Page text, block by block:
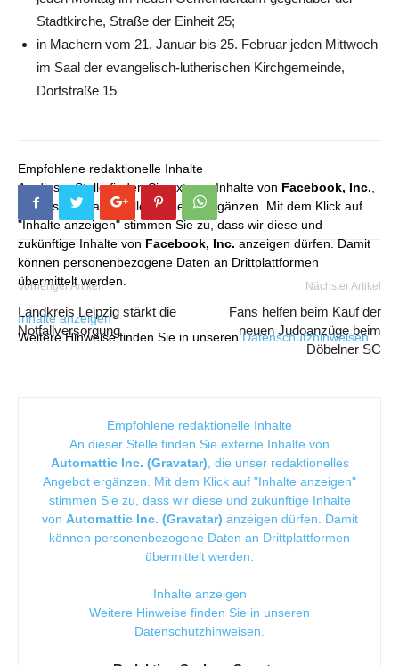
Stadtkirche, Straße der Einheit 25;
in Machern vom 21. Januar bis 25. Februar jeden Mittwoch
im Saal der evangelisch-lutherischen Kirchgemeinde,
Dorfstraße 15
Empfohlene redaktionelle Inhalte
An dieser Stelle finden Sie externe Inhalte von Facebook, Inc.
die unser redaktionelles Angebot ergänzen. Mit dem Klick auf
"Inhalte anzeigen" stimmen Sie zu, dass wir diese und
zukünftige Inhalte von Facebook, Inc. anzeigen dürfen. Damit
können personenbezogene Daten an Drittplattformen
übermittelt werden.
Inhalte anzeigen
Weitere Hinweise finden Sie in unserenDatenschutzhinweisen.
Vorheriger Artikel
Landkreis Leipzig stärkt die
Notfallversorgung
Nächster Artikel
Fans helfen beim Kauf der
neuen Judoanzüge beim
Döbelner SC
Empfohlene redaktionelle Inhalte
An dieser Stelle finden Sie externe Inhalte von
Automattic Inc. (Gravatar) , die unser redaktionelles
Angebot ergänzen. Mit dem Klick auf "Inhalte anzeigen"
stimmen Sie zu, dass wir diese und zukünftige Inhalte
von Automattic Inc. (Gravatar) anzeigen dürfen. Damit
können personenbezogene Daten an Drittplattformen
übermittelt werden.
Inhalte anzeigen
Weitere Hinweise finden Sie in unseren
Datenschutzhinweisen